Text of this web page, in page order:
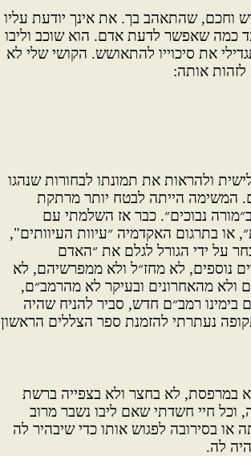
וחכם, שהתאהב בך. את אינך יודעת עליו
כמה שאפשר לדעת אדם. הוא שוכב וליבו
את סיכוייו להתאושש. הקושי שלי לא
אותה:
ולהראות את תמונתו לבחורות שנהגו
המשימה הייתה לבטח יותר מרתקת
נבוכים״. כבר אז השלמתי עם
או בתרגום האקדמיה ״עיוות העיוותים",
על ידי הגורל לגלם את ״האדם
נוספים, לא מחז״ל ולא ממפרשיהם, לא
ולא מהאחרונים ובעיקר לא מהרמב״ם,
רמב״ם חדש, סביר להניח שהיה
נעתרתי להזמנת ספר הצללים הראשון
במרפסת, לא בחצר ולא בצפייה ברשת
וכל חיי חשדתי שאם ליבו נשבר מרוב
בסירובה לפגוש אותו כדי שיבהיר לה
לה.